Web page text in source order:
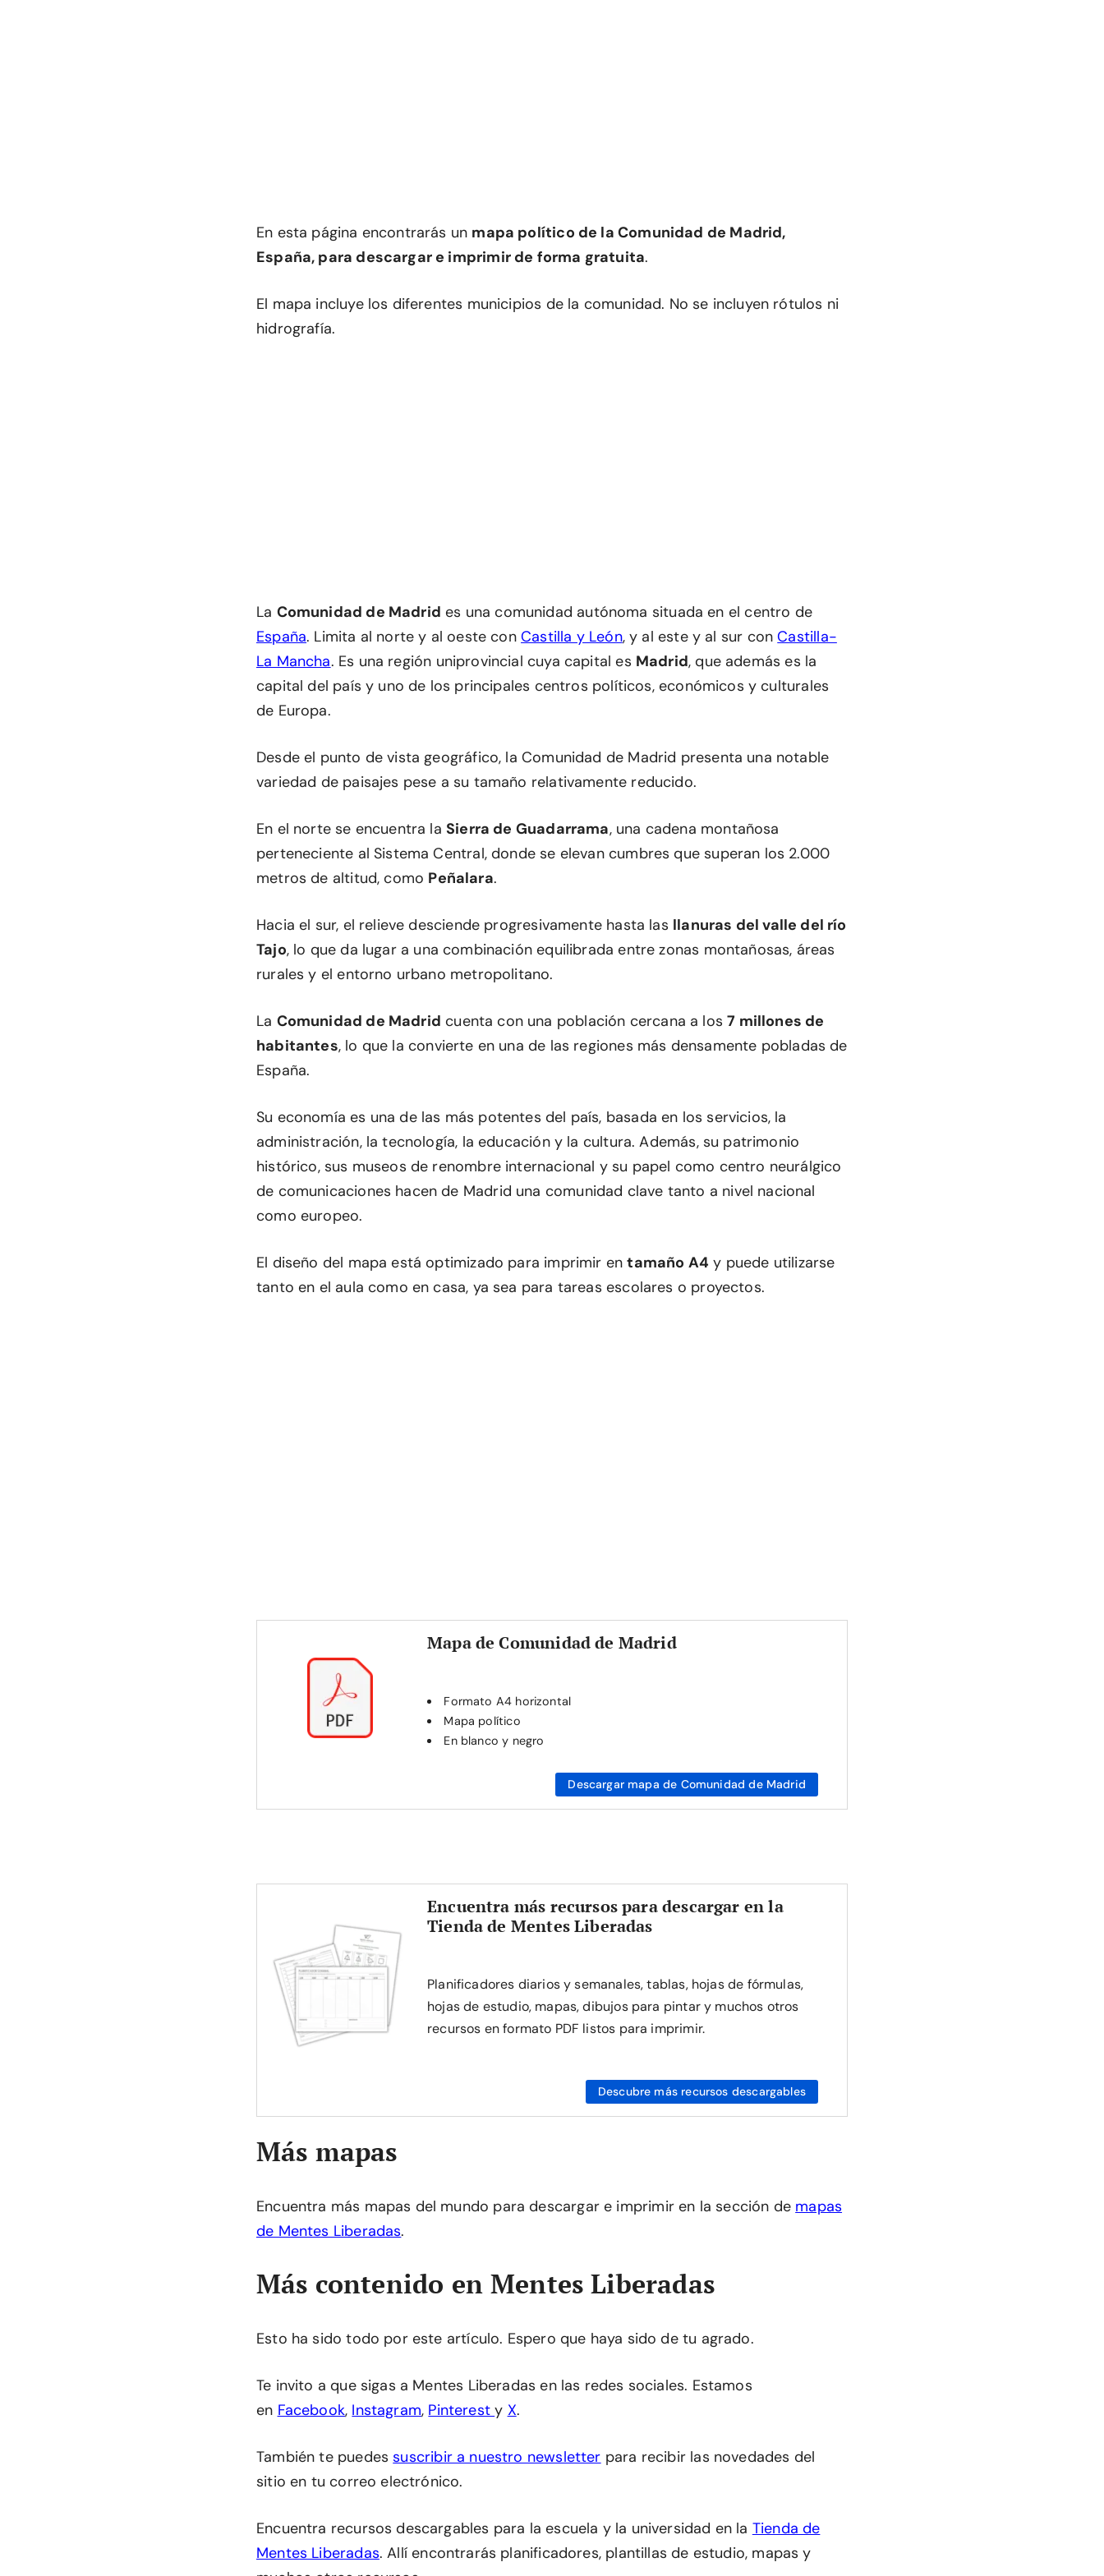
En esta página encontrarás un mapa político de la Comunidad de Madrid,
España, para descargar e imprimir de forma gratuita.
El mapa incluye los diferentes municipios de la comunidad. No se incluyen rótulos ni
hidrografía.
La Comunidad de Madrid es una comunidad autónoma situada en el centro de
España. Limita al norte y al oeste conCastilla y León, y al este y al sur conCastilla-
La Mancha. Es una región uniprovincial cuya capital es Madrid, que además es la
capital del país y uno de los principales centros políticos, económicos y culturales
de Europa.
Desde el punto de vista geográfico, la Comunidad de Madrid presenta una notable
variedad de paisajes pese a su tamaño relativamente reducido.
En el norte se encuentra laSierra de Guadarrama, una cadena montañosa
perteneciente al Sistema Central, donde se elevan cumbres que superan los 2.000
metros de altitud, como Peñalara.
Hacia el sur, el relieve desciende progresivamente hasta las llanuras del valle del río
Tajo, lo que da lugar a una combinación equilibrada entre zonas montañosas, áreas
rurales y el entorno urbano metropolitano.
La Comunidad de Madrid cuenta con una población cercana a los7 millones de
habitantes, lo que la convierte en una de las regiones más densamente pobladas de
España.
Su economía es una de las más potentes del país, basada en los servicios, la
administración, la tecnología, la educación y la cultura. Además, su patrimonio
histórico, sus museos de renombre internacional y su papel como centro neurálgico
de comunicaciones hacen de Madrid una comunidad clave tanto a nivel nacional
como europeo.
El diseño del mapa está optimizado para imprimir entamaño A4 y puede utilizarse
tanto en el aula como en casa, ya sea para tareas escolares o proyectos.
Mapa de Comunidad de Madrid
Formato A4 horizontal
Mapa político
En blanco y negro
Descargar mapa de Comunidad de Madrid
Encuentra más recursos para descargar en la
Tienda de Mentes Liberadas
Planificadores diarios y semanales, tablas, hojas de fórmulas,
hojas de estudio, mapas, dibujos para pintar y muchos otros
recursos en formato PDF listos para imprimir.
Descubre más recursos descargables
Más mapas
Encuentra más mapas del mundo para descargar e imprimir en la sección de mapas
de Mentes Liberadas.
Más contenido en Mentes Liberadas
Esto ha sido todo por este artículo. Espero que haya sido de tu agrado.
Te invito a que sigas a Mentes Liberadas en las redes sociales. Estamos
en Facebook, Instagram, Pinteresty X.
También te puedessuscribir a nuestro newsletter para recibir las novedades del
sitio en tu correo electrónico.
Encuentra recursos descargables para la escuela y la universidad en la Tienda de
Mentes Liberadas. Allí encontrarás planificadores, plantillas de estudio, mapas y